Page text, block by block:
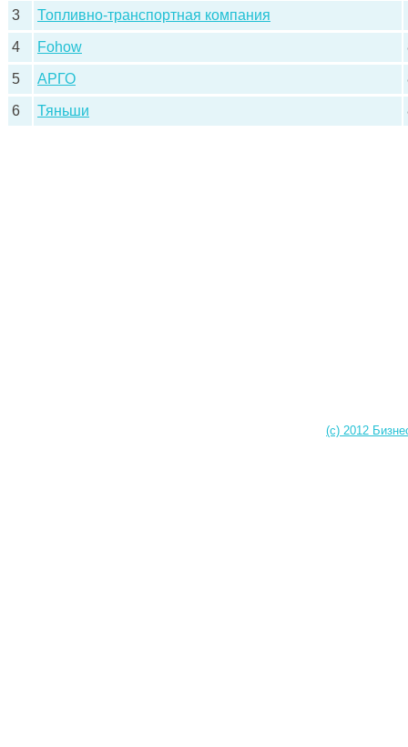
3 Топливно-транспортная компания
4 Fohow
5 АРГО
6 Тяньши
(c) 2012